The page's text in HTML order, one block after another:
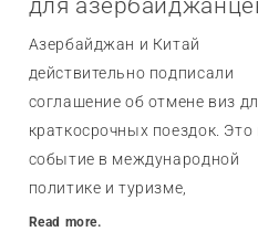
Азербайджан и Китай
действительно подписали
соглашение об отмене виз
краткосрочных поездок.
событие в международной
политике и туризме,
Read more.